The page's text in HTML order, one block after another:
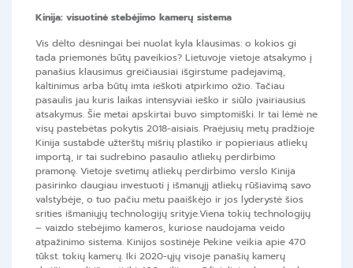
Kinija: visuotinė stebėjimo kamerų sistema
Vis dėlto dėsningai bei nuolat kyla klausimas: o kokios gi
tada priemonės būtų paveikios? Lietuvoje vietoje atsakymo į
panašius klausimus greičiausiai išgirstume padejavimą,
kaltinimus arba būtų imta ieškoti atpirkimo ožio. Tačiau
pasaulis jau kuris laikas intensyviai ieško ir siūlo įvairiausius
atsakymus. Šie metai apskirtai buvo simptomiški. Ir tai lėmė ne
visų pastebėtas pokytis 2018-aisiais. Praėjusių metų pradžioje
Kinija sustabdė užterštų mišrių plastiko ir popieriaus atliekų
importą, ir tai sudrebino pasaulio atliekų perdirbimo
pramonę. Vietoje svetimų atliekų perdirbimo verslo Kinija
pasirinko daugiau investuoti į išmanųjį atliekų rūšiavimą savo
valstybėje, o tuo pačiu metu paaiškėjo ir jos lyderystė šios
srities išmaniųjų technologijų srityje.Viena tokių technologijų
– vaizdo stebėjimo kameros, kuriose naudojama veido
atpažinimo sistema. Kinijos sostinėje Pekine veikia apie 470
tūkst. tokių kamerų. Iki 2020-ųjų visoje panašių kamerų